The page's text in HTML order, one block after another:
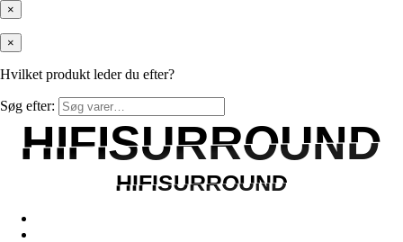
×
×
Hvilket produkt leder du efter?
Søg efter:
HIFISURROUND
HIFISURROUND
HIFISURROUND
HIFISURROUND